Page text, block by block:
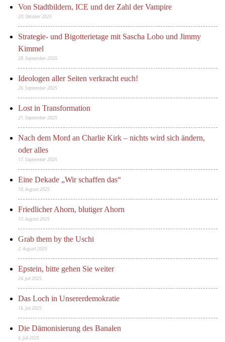
Von Stadtbildern, ICE und der Zahl der Vampire
20. Oktober 2025
Strategie- und Bigotterietage mit Sascha Lobo und Jimmy
Kimmel
28. September 2025
Ideologen aller Seiten verkracht euch!
26. September 2025
Lost in Transformation
21. September 2025
Nach dem Mord an Charlie Kirk – nichts wird sich ändern,
oder alles
17. September 2025
Eine Dekade „Wir schaffen das“
18. August 2025
Friedlicher Ahorn, blutiger Ahorn
13. August 2025
Grab them by the Uschi
2. August 2025
Epstein, bitte gehen Sie weiter
24. Juli 2025
Das Loch in Unsererdemokratie
16. Juli 2025
Die Dämonisierung des Banalen
6. Juli 2025